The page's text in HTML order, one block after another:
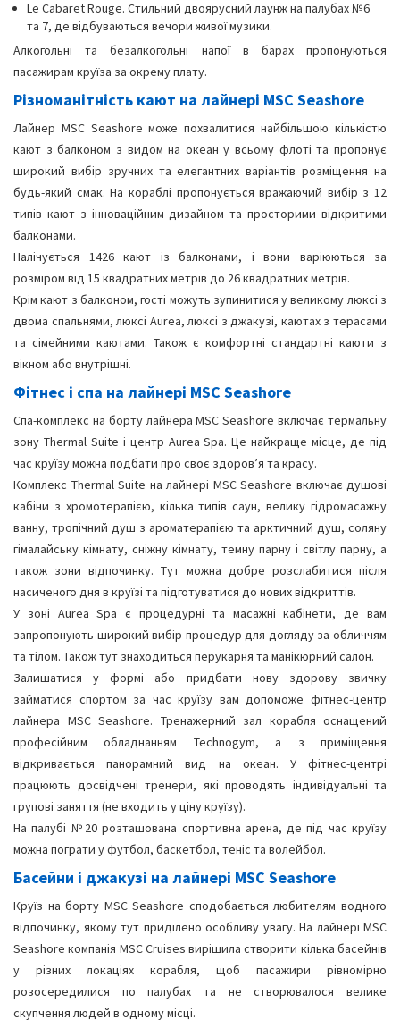
Le Cabaret Rouge. Стильний двоярусний лаунж на палубах №6
та 7, де відбуваються вечори живої музики.
Алкогольні та безалкогольні напої в барах пропонуються
пасажирам круїза за окрему плату.
Різноманітність кают на лайнері MSC Seashore
Лайнер MSC Seashore може похвалитися найбільшою кількістю
кают з балконом з видом на океан у всьому флоті та пропонує
широкий вибір зручних та елегантних варіантів розміщення на
будь-який смак. На кораблі пропонується вражаючий вибір з 12
типів кают з інноваційним дизайном та просторими відкритими
балконами.
Налічується 1426 кают із балконами, і вони варіюються за
розміром від 15 квадратних метрів до 26 квадратних метрів.
Крім кают з балконом, гості можуть зупинитися у великому люксі з
двома спальнями, люксі Aurea, люксі з джакузі, каютах з терасами
та сімейними каютами. Також є комфортні стандартні каюти з
вікном або внутрішні.
Фітнес і спа на лайнері MSC Seashore
Спа-комплекс на борту лайнера MSC Seashore включає термальну
зону Thermal Suite і центр Aurea Spa. Це найкраще місце, де під
час круїзу можна подбати про своє здоров’я та красу.
Комплекс Thermal Suite на лайнері MSC Seashore включає душові
кабіни з хромотерапією, кілька типів саун, велику гідромасажну
ванну, тропічний душ з ароматерапією та арктичний душ, соляну
гімалайську кімнату, сніжну кімнату, темну парну і світлу парну, а
також зони відпочинку. Тут можна добре розслабитися після
насиченого дня в круїзі та підготуватися до нових відкриттів.
У зоні Aurea Spa є процедурні та масажні кабінети, де вам
запропонують широкий вибір процедур для догляду за обличчям
та тілом. Також тут знаходиться перукарня та манікюрний салон.
Залишатися у формі або придбати нову здорову звичку
займатися спортом за час круїзу вам допоможе фітнес-центр
лайнера MSC Seashore. Тренажерний зал корабля оснащений
професійним обладнанням Technogym, а з приміщення
відкривається панорамний вид на океан. У фітнес-центрі
працюють досвідчені тренери, які проводять індивідуальні та
групові заняття (не входить у ціну круїзу).
На палубі №20 розташована спортивна арена, де під час круїзу
можна пограти у футбол, баскетбол, теніс та волейбол.
Басейни і джакузі на лайнері MSC Seashore
Круїз на борту MSC Seashore сподобається любителям водного
відпочинку, якому тут приділено особливу увагу. На лайнері MSC
Seashore компанія MSC Cruises вирішила створити кілька басейнів
у різних локаціях корабля, щоб пасажири рівномірно
розосередилися по палубах та не створювалося велике
скупчення людей в одному місці.